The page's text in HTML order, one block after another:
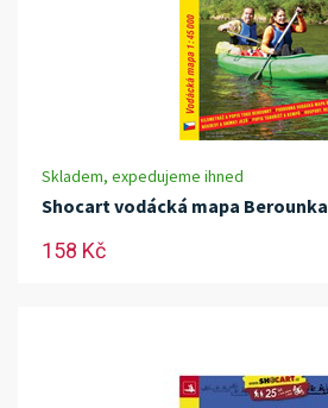
Skladem, expedujeme ihned
Shocart vodácká mapa Berounka
158 Kč